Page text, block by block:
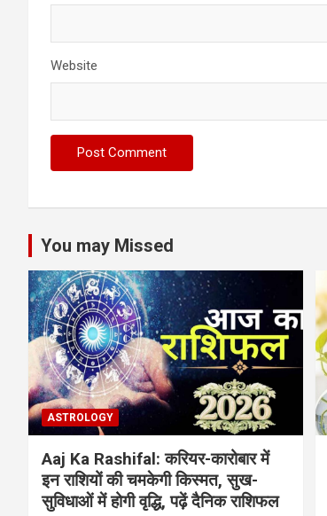
Website
You may Missed
ASTROLOGY
Aaj Ka Rashifal: करियर-कारोबार में
इन राशियों की चमकेगी किस्मत, सुख-
सुविधाओं में होगी वृद्धि, पढ़ें दैनिक राशिफल